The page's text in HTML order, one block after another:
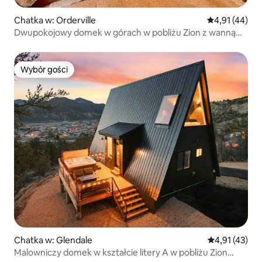
Chatka w: Orderville Średnia
4,91 (44)
Dwupokojowy domek w górach w pobliżu Zion z wanną
Wybór gości
Wybór gości
Chatka w: Glendale Średnia
4,91 (43)
Malowniczy domek w kształcie litery A w pobliżu Zion